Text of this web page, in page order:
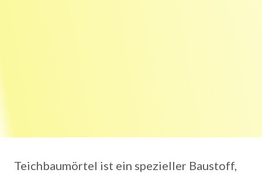
Teichbaumörtel ist ein spezieller Baustoff,